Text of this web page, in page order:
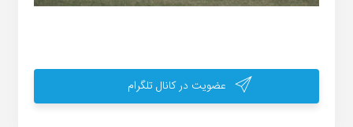
عضویت در کانال تلگرام